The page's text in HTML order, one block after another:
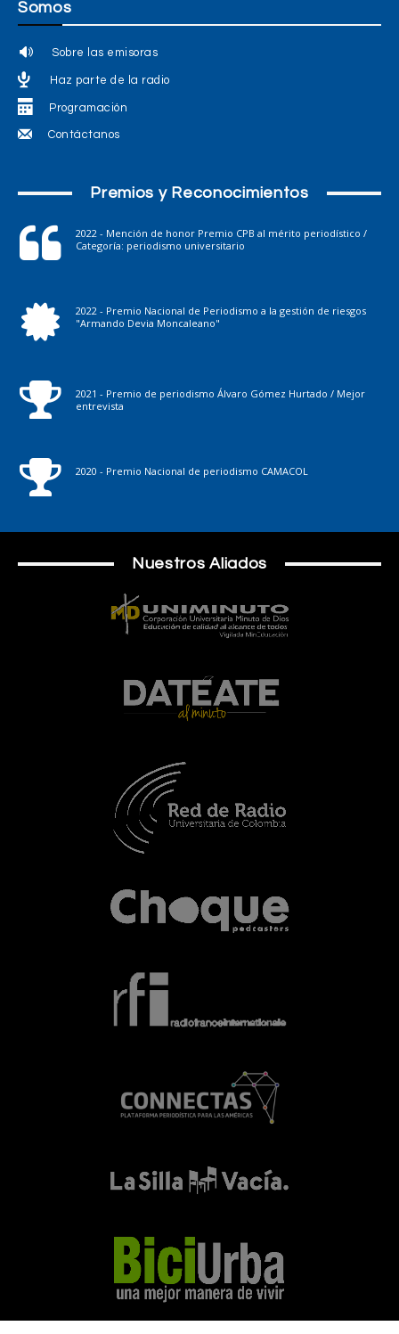
Somos
Sobre las emisoras
Haz parte de la radio
Programación
Contáctanos
Premios y Reconocimientos
2022 - Mención de honor Premio CPB al mérito periodístico /
Categoría: periodismo universitario
2022 - Premio Nacional de Periodismo a la gestión de riesgos
"Armando Devia Moncaleano"
2021 - Premio de periodismo Álvaro Gómez Hurtado / Mejor
entrevista
2020 - Premio Nacional de periodismo CAMACOL
Nuestros Aliados